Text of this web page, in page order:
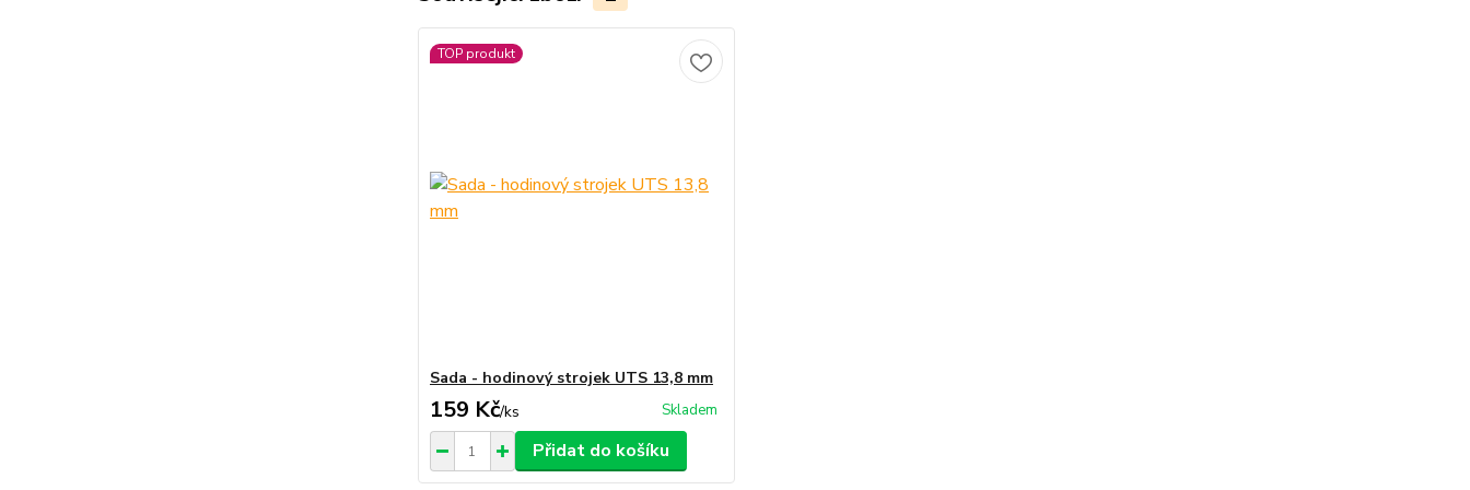
TOP produkt
Sada - hodinový strojek UTS 13,8 mm
159 Kč/ks Skladem
Přidat do košíku